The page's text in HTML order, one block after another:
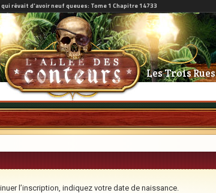
Les Trois Rues
l’inscription, indiquez votre date de naissance.